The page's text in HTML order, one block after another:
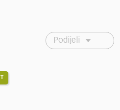
Podijeli